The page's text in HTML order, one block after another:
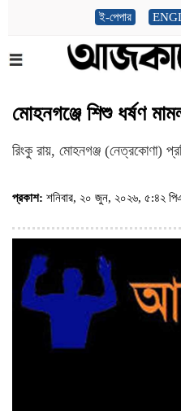
ই-পেপার
মোহনগঞ্জে শিশু ধর্ষণ
রিংকু রায়, মোহনগঞ্জ (নেত্রকোণা)
প্রকাশ: শনিবার, ২০ জুন, ২০২৬, ৫:৪২